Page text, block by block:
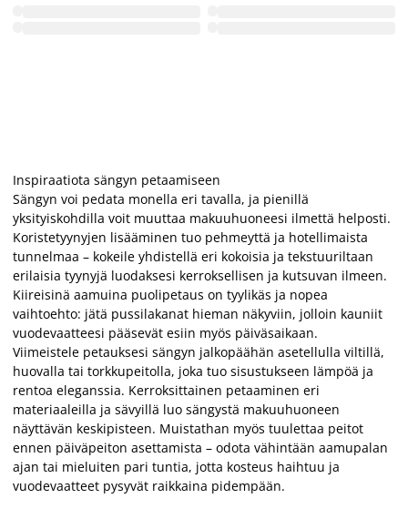
Inspiraatiota sängyn petaamiseen
Sängyn voi pedata monella eri tavalla, ja pienillä
yksityiskohdilla voit muuttaa makuuhuoneesi ilmettä helposti.
Koristetyynyjen lisääminen tuo pehmeyttä ja hotellimaista
tunnelmaa – kokeile yhdistellä eri kokoisia ja tekstuuriltaan
erilaisia tyynyjä luodaksesi kerroksellisen ja kutsuvan ilmeen.
Kiireisinä aamuina puolipetaus on tyylikäs ja nopea
vaihtoehto: jätä pussilakanat hieman näkyviin, jolloin kauniit
vuodevaatteesi pääsevät esiin myös päiväsaikaan.
Viimeistele petauksesi sängyn jalkopäähän asetellulla viltillä,
huovalla tai torkkupeitolla, joka tuo sisustukseen lämpöä ja
rentoa eleganssia. Kerroksittainen petaaminen eri
materiaaleilla ja sävyillä luo sängystä makuuhuoneen
näyttävän keskipisteen. Muistathan myös tuulettaa peitot
ennen päiväpeiton asettamista – odota vähintään aamupalan
ajan tai mieluiten pari tuntia, jotta kosteus haihtuu ja
vuodevaatteet pysyvät raikkaina pidempään.